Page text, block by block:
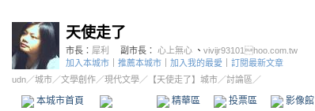
天使走了
市長： 犀利 副市長： 心上無心 、 vivijr93101hoo.com.tw
加入本城市
推薦本城市 加入我的最愛
訂閱最新文章
udn／城市／文學創作／現代文學／ 【天使走了】城市／討論區／
本城市首頁 精華區 投票區 影像館